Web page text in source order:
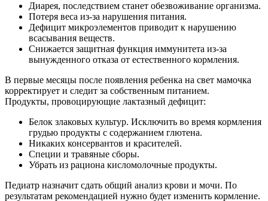
Диарея, последствием станет обезвоживание организма.
Потеря веса из-за нарушения питания.
Дефицит микроэлементов приводит к нарушению
всасывания веществ.
Снижается защитная функция иммунитета из-за
вынужденного отказа от естественного кормления.
В первые месяцы после появления ребенка на свет мамочка
корректирует и следит за собственным питанием.
Продукты, провоцирующие лактазный дефицит:
Белок злаковых культур. Исключить во время кормления
грудью продукты с содержанием глютена.
Никаких консервантов и красителей.
Специи и травяные сборы.
Убрать из рациона кисломолочные продукты.
Педиатр назначит сдать общий анализ крови и мочи. По
результатам рекомендацией нужно будет изменить кормление.